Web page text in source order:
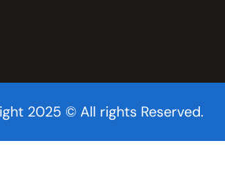
2025 © All rights Reserved.